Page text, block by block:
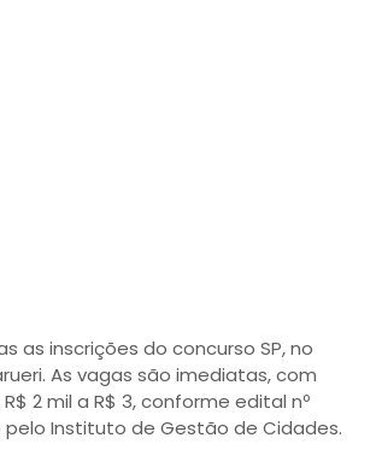
as inscrições do concurso SP, no
As vagas são imediatas, com
2 mil a R$ 3, conforme edital nº
pelo Instituto de Gestão de Cidades.